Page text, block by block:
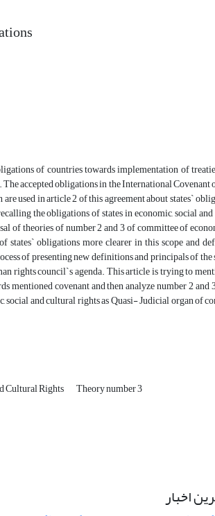
of countries towards implementation of
accepted obligations in the International
used in article 2 of this agreement about states`
the obligations of states in economic, social
of theories of number 2 and 3 of committee of
obligations more clearer in this scope and
of presenting new definitions and principals of
rights council`s agenda. This article is trying to
covenant and then analyze number 2
and cultural rights as Quasi- Judicial organ of
Cultural Rights Theory number 3
اخبار